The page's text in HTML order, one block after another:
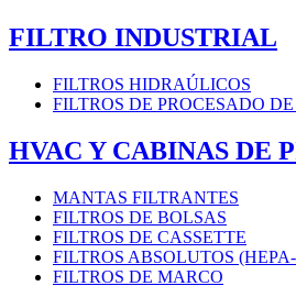
FILTRO INDUSTRIAL
FILTROS HIDRAÚLICOS
FILTROS DE PROCESADO
HVAC Y CABINAS DE
MANTAS FILTRANTES
FILTROS DE BOLSAS
FILTROS DE CASSETTE
FILTROS ABSOLUTOS
FILTROS DE MARCO